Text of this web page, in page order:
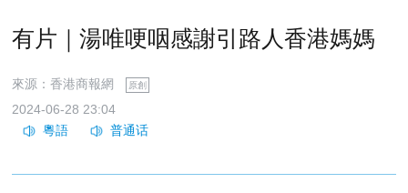
有片｜湯唯哽咽感謝引路人香港媽媽
來源：香港商報網 原創
2024-06-28 23:04